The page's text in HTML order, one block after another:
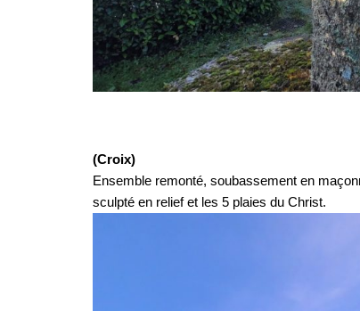
(Croix)
Ensemble remonté, soubassement en
sculpté en relief et les 5 plaies du Christ.